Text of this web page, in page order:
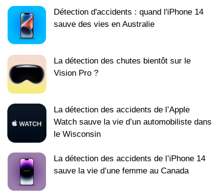
Détection d'accidents : quand l'iPhone 14
sauve des vies en Australie
La détection des chutes bientôt sur le
Vision Pro ?
La détection des accidents de l’Apple
Watch sauve la vie d’un automobiliste dans
le Wisconsin
La détection des accidents de l’iPhone 14
sauve la vie d’une femme au Canada